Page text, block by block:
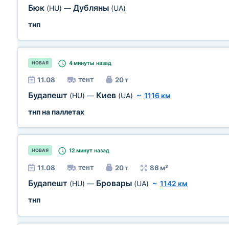
Бюк (HU) — Дубляны (UA)
тнп
НОВАЯ 4 минуты назад
11.08 тент 20 т
Будапешт (HU) — Киев (UA) ~ 1116 км
тнп на паллетах
НОВАЯ 12 минут назад
11.08 тент 20 т 86 м³
Будапешт (HU) — Бровары (UA) ~ 1142 км
тнп